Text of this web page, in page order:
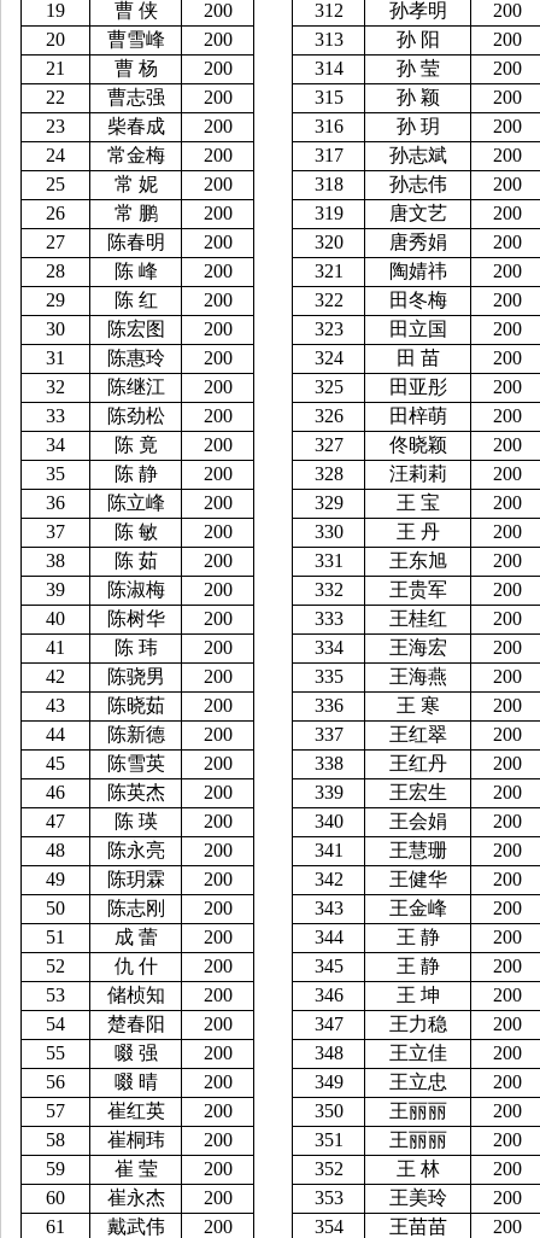
19
曹侠 200 312 孙孝明
200
20
曹雪峰 200 313 孙阳
200
21
曹杨 200 314 孙莹
200
22
曹志强 200 315 孙颖
200
23
柴春成 200 316 孙玥
200
24
常金梅 200 317 孙志斌
200
25
常 妮 200 318 孙志伟
200
26
常 鹏 200 319 唐文艺
200
27
陈春明 200 320 唐秀娟
200
28
陈峰 200 321 陶婧祎
200
29
陈红 200 322 田冬梅
200
30
陈宏图 200 323 田立国
200
31
陈惠玲 200 324 田 苗
200
32
陈继江 200 325 田亚彤
200
33
陈劲松 200 326 田梓萌
200
34
陈竟 200 327 佟晓颖
200
35
陈静 200 328 汪莉莉
200
36
陈立峰 200 329 王 宝
200
37
陈敏 200 330 王 丹
200
38
陈茹 200 331 王东旭
200
39
陈淑梅 200 332 王贵军
200
40
陈树华 200 333 王桂红
200
41
陈玮 200 334 王海宏
200
42
陈骁男 200 335 王海燕
200
43
陈晓茹 200 336 王 寒
200
44
陈新德 200 337 王红翠
200
45
陈雪英 200 338 王红丹
200
46
陈英杰 200 339 王宏生
200
47
陈瑛 200 340 王会娟
200
48
陈永亮 200 341 王慧珊
200
49
陈玥霖 200 342 王健华
200
50
陈志刚 200 343 王金峰
200
51
成蕾 200 344 王 静
200
52
仇什 200 345 王 静
200
53
储桢知 200 346 王 坤
200
54
楚春阳 200 347 王力稳
200
55
啜 强 200 348 王立佳
200
56
啜 晴 200 349 王立忠
200
57
崔红英 200 350 王丽丽
200
58
崔桐玮 200 351 王丽丽
200
59
崔 莹 200 352 王 林
200
60
崔永杰 200 353 王美玲
200
61
戴武伟 200 354 王苗苗
200